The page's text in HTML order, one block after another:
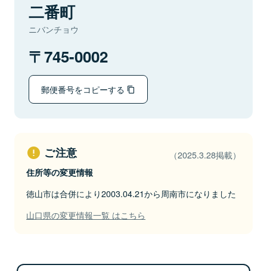
二番町
ニバンチョウ
745-0002
郵便番号をコピーする
ご注意 （2025.3.28掲載）
住所等の変更情報
徳山市は合併により2003.04.21から周南市になりました
山口県の変更情報一覧 はこちら